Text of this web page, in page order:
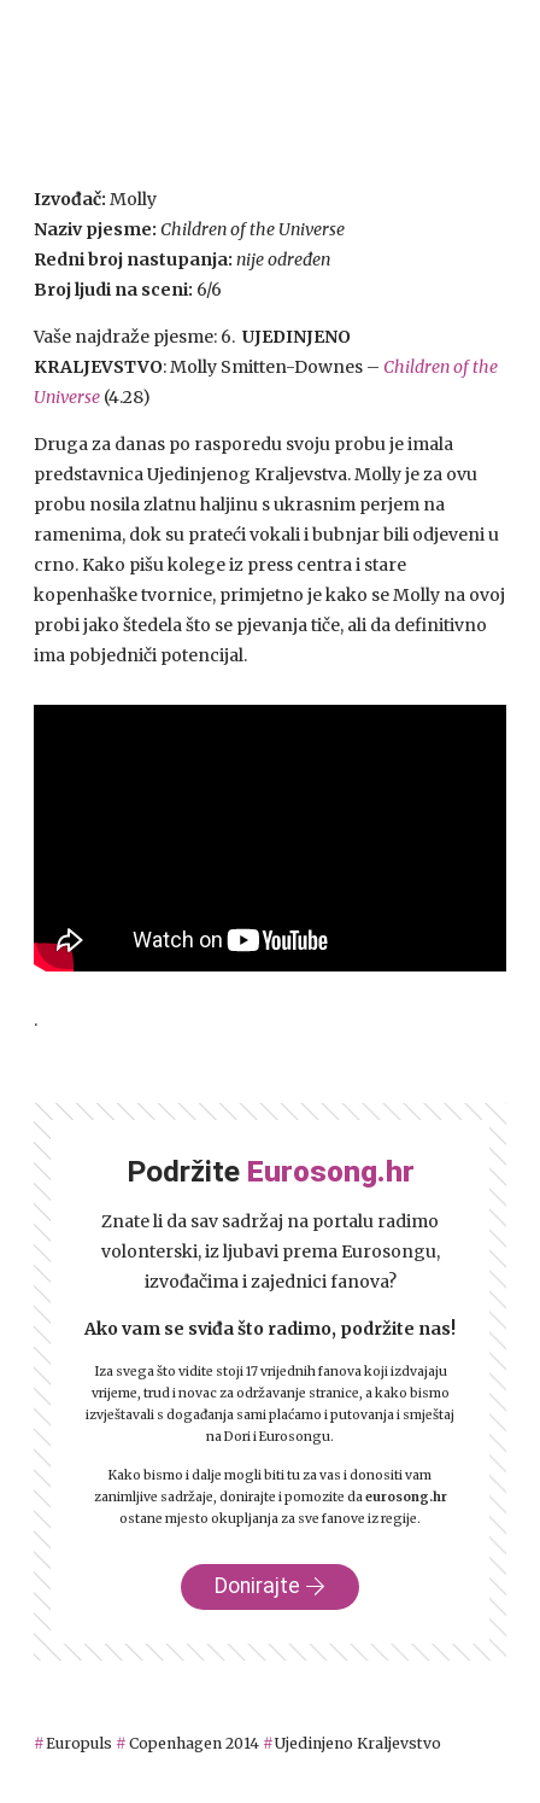
Izvođač: Molly
Naziv pjesme: Children of the Universe
Redni broj nastupanja: nije određen
Broj ljudi na sceni: 6/6
Vaše najdraže pjesme: 6. UJEDINJENO
KRALJEVSTVO: Molly Smitten-Downes – Children of the
Universe (4.28)
Druga za danas po rasporedu svoju probu je imala
predstavnica Ujedinjenog Kraljevstva. Molly je za ovu
probu nosila zlatnu haljinu s ukrasnim perjem na
ramenima, dok su prateći vokali i bubnjar bili odjeveni u
crno. Kako pišu kolege iz press centra i stare
kopenhaške tvornice, primjetno je kako se Molly na ovoj
probi jako štedela što se pjevanja tiče, ali da definitivno
ima pobjedniči potencijal.
.
Podržite Eurosong.hr
Znate li da sav sadržaj na portalu radimo
volonterski, iz ljubavi prema Eurosongu,
izvođačima i zajednici fanova?
Ako vam se sviđa što radimo, podržite nas!
Iza svega što vidite stoji 17 vrijednih fanova koji izdvajaju
vrijeme, trud i novac za održavanje stranice, a kako bismo
izvještavali s događanja sami plaćamo i putovanja i smještaj
na Dori i Eurosongu.
Kako bismo i dalje mogli biti tu za vas i donositi vam
zanimljive sadržaje, donirajte i pomozite da eurosong.hr
ostane mjesto okupljanja za sve fanove iz regije.
Donirajte
Europuls Copenhagen 2014 Ujedinjeno Kraljevstvo